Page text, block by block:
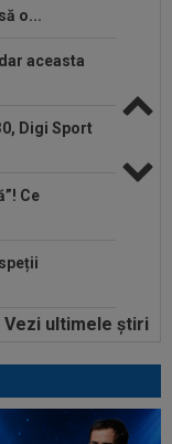
o...
aceasta
Digi Sport
Ce
a dat primul
Vezi ultimele ştiri